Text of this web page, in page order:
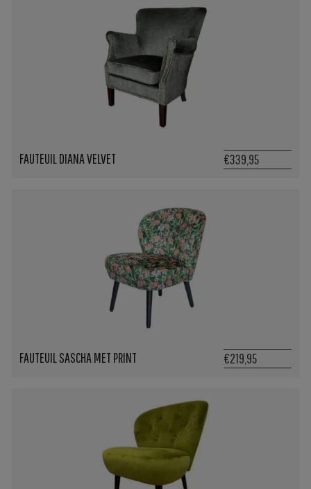
FAUTEUIL DIANA VELVET €339,95
FAUTEUIL SASCHA MET PRINT €219,95